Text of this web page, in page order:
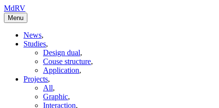
MdRV
Menu
News,
Studies,
Design dual,
Couse structure,
Application,
Projects,
All,
Graphic,
Interaction,